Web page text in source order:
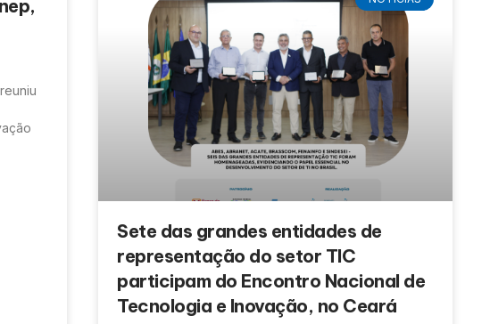
Sete das grandes entidades de
representação do setor TIC
participam do Encontro Nacional de
Tecnologia e Inovação, no Ceará